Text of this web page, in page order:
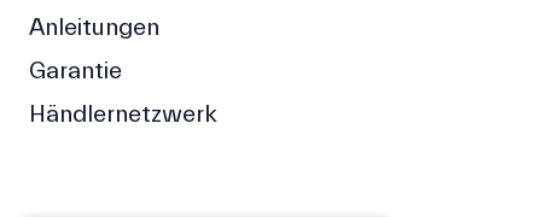
Anleitungen
Garantie
Händlernetzwerk